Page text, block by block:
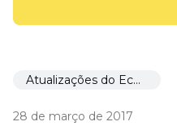
Atualizações do Ecwid
28 de março de 2017